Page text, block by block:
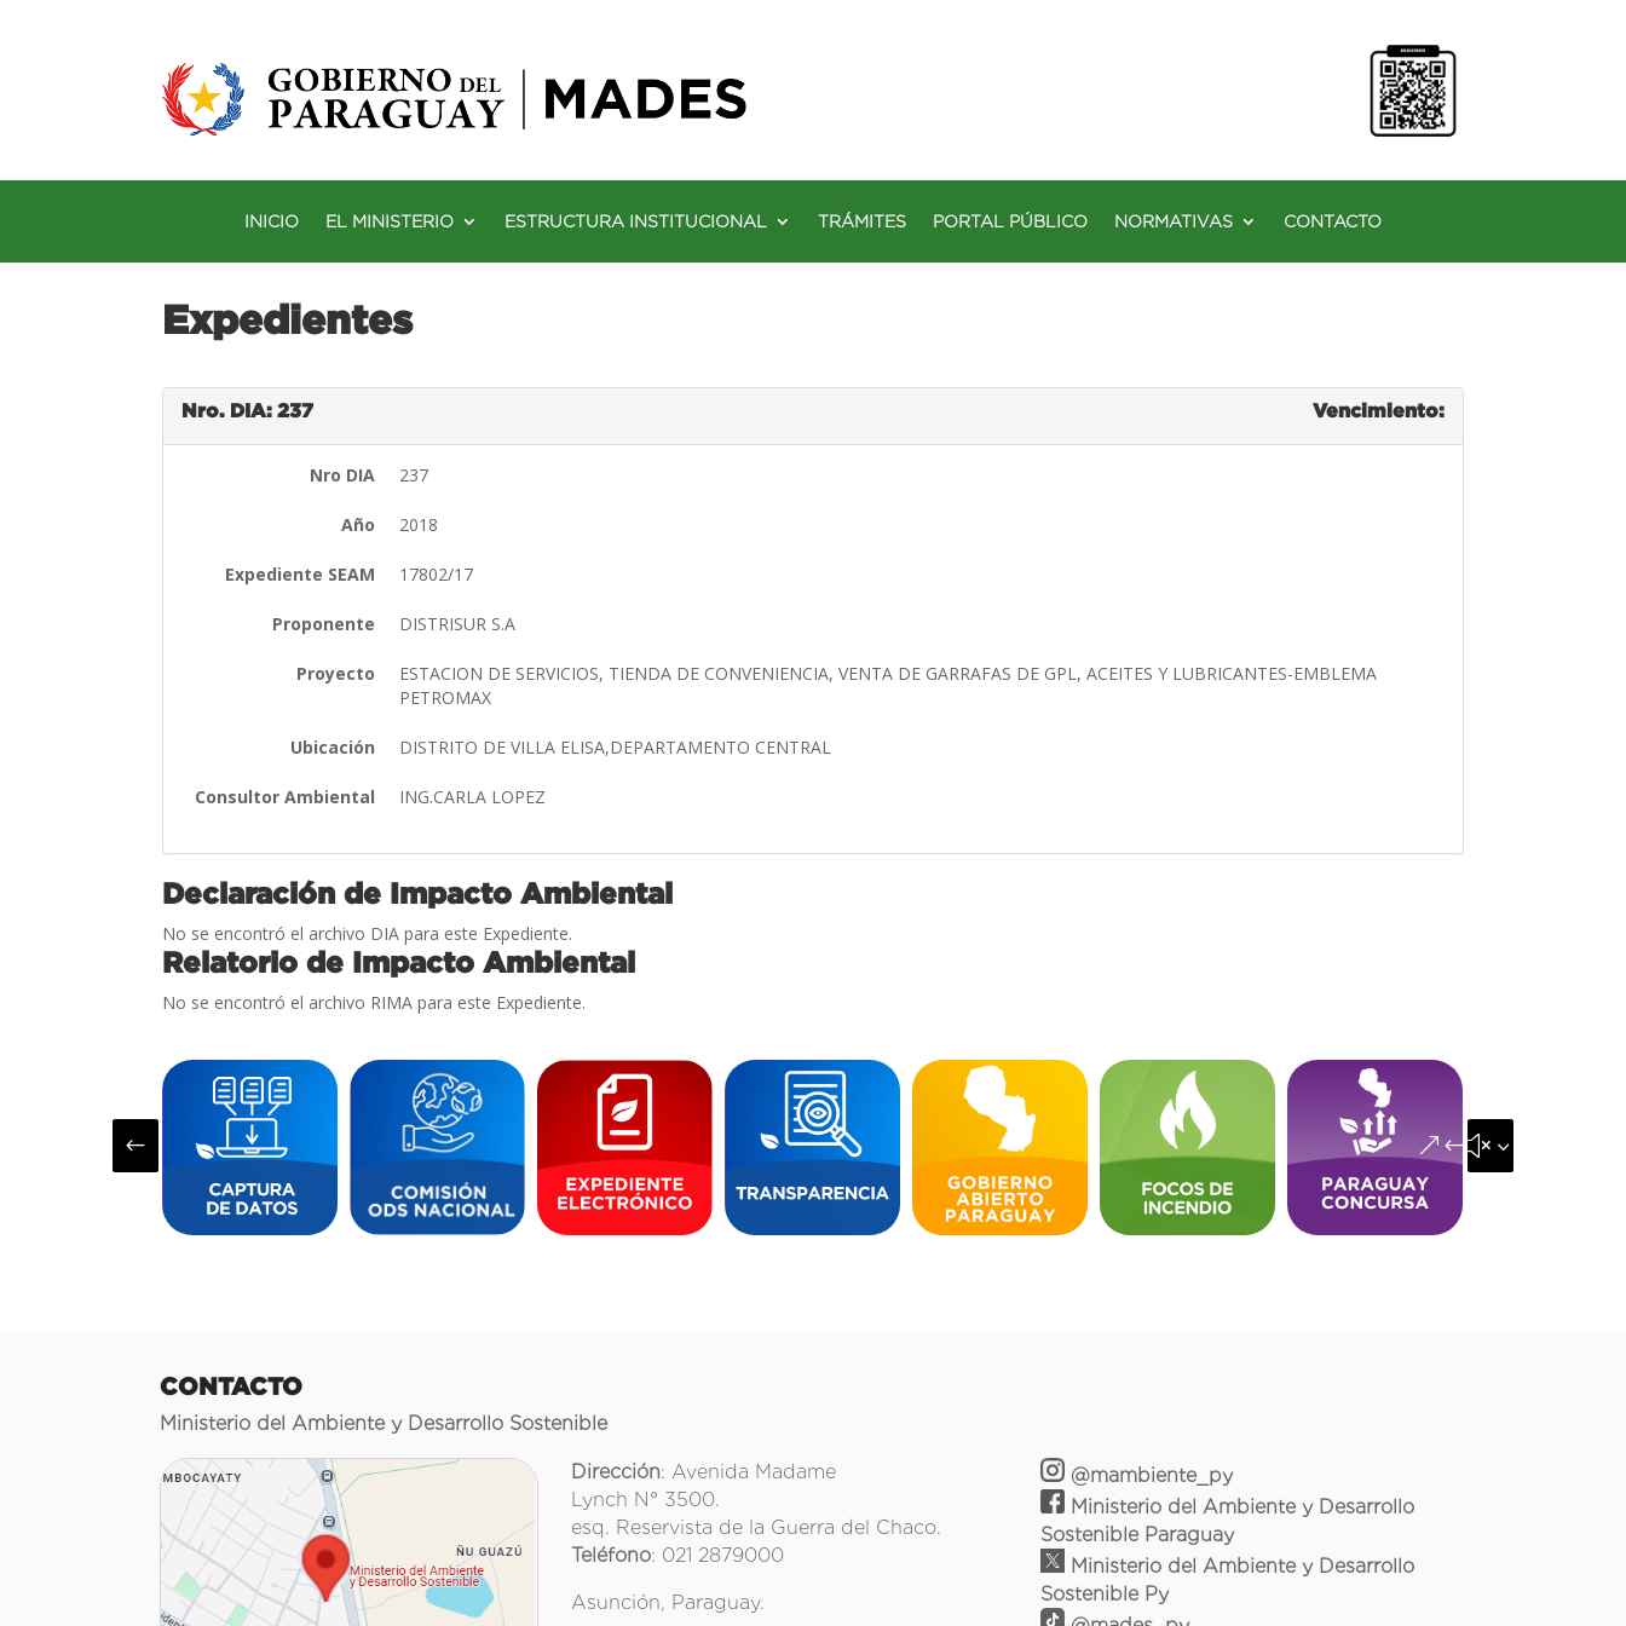
INICIO EL MINISTERIO ESTRUCTURA INSTITUCIONAL TRÁMITES PORTAL PÚBLICO NORMATIVAS CONTACTO
Expedientes
Nro. DIA: 237 Vencimiento:
Nro DIA 237
Año 2018
Expediente SEAM 17802/17
Proponente DISTRISUR S.A
Proyecto
ESTACION DE SERVICIOS, TIENDA DE CONVENIENCIA, VENTA DE GARRAFAS DE GPL, ACEITES Y LUBRICANTES-EMBLEMA
PETROMAX
Ubicación DISTRITO DE VILLA ELISA,DEPARTAMENTO CENTRAL
Consultor Ambiental ING.CARLA LOPEZ
Declaración de Impacto Ambiental
No se encontró el archivo DIA para este Expediente.
Relatorio de Impacto Ambiental
No se encontró el archivo RIMA para este Expediente.
# &#x35;
CONTACTO
Ministerio del Ambiente y Desarrollo Sostenible
Dirección: Avenida Madame
Lynch N° 3500.
esq. Reservista de la Guerra del Chaco.
Teléfono: 021 2879000
Asunción, Paraguay.
@mambiente_py
Ministerio del Ambiente y Desarrollo
Sostenible Paraguay
Ministerio del Ambiente y Desarrollo
Sostenible Py